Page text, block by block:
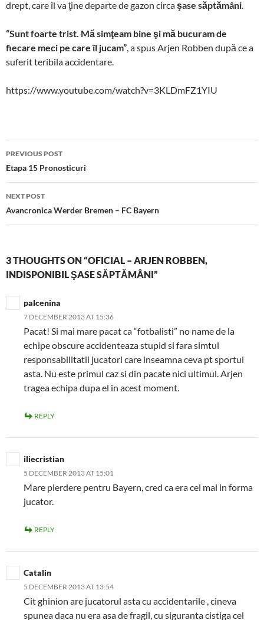
drept, care îl va ţine departe de gazon circaşase săptămâni.
“Sunt foarte trist. Mă simţeam bine şi mă bucuram de
fiecare meci pe care îl jucam”, a spus Arjen Robben după ce a
suferit teribila accidentare.
https://www.youtube.com/watch?v=3KLDmFZ1YIU
Post
navigation
PREVIOUS POST
Etapa 15 Pronosticuri
NEXT POST
Avancronica Werder Bremen – FC Bayern
3 THOUGHTS ON “OFICIAL – ARJEN ROBBEN,
INDISPONIBIL ŞASE SĂPTĂMÂNI”
palcenina
7 DECEMBER 2013 AT 15:36
Pacat! Si mai mare pacat ca “fotbalisti” no name de la
echipe obscure accidenteaza stupid si fara simtul
responsabilitatii jucatori care inseamna ceva pt sportul
asta. Nu este primul caz si din pacate nici ultimul. Arjen
tragea echipa dupa el in acest moment.
REPLY
iliecristian
5 DECEMBER 2013 AT 15:01
Mare pierdere pentru Bayern, cred ca era cel mai in forma
jucator.
REPLY
Catalin
5 DECEMBER 2013 AT 13:54
Cit ghinion are jucatorul asta cu accidentarile , cineva
spunea daca nu era asa de fragil, cu siguranta cistiga cel